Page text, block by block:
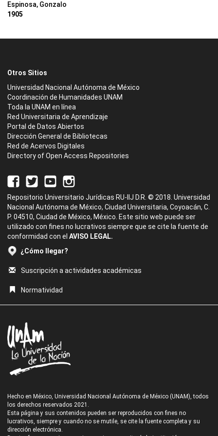
Espinosa, Gonzalo
1905
Otros Sitios
Universidad Nacional Autónoma de México
Coordinación de Humanidades UNAM
Toda la UNAM en línea
Red Universitaria de Aprendizaje
Portal de Datos Abiertos
Dirección General de Bibliotecas
Red de Acervos Digitales
Directory of Open Access Repositories
Repositorio Universitario Jurídicas RU-IIJ D.R. © 2018. Universidad
Nacional Autónoma de México, Ciudad Universitaria, Coyoacán, C.
P. 04510, Ciudad de México, México. Este sitio web puede ser
utilizado con fines no lucrativos siempre que se cite la fuente de
conformidad con el AVISO LEGAL.
¿Cómo llegar?
Suscripción a actividades académicas
Normatividad
Hecho en México, Universidad Nacional Autónoma de México (UNAM), todos
los derechos reservados 2021.
Esta página y sus contenidos pueden ser reproducidos con fines no
lucrativos, siempre y cuando no se mutile, se cite la fuente completa y su
dirección electrónica.